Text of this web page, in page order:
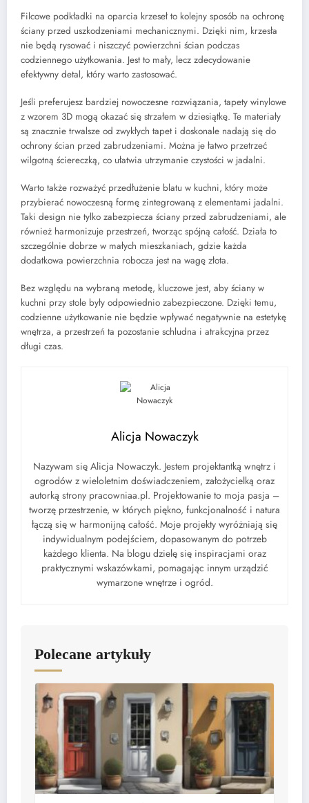
Filcowe podkładki na oparcia krzeseł to kolejny sposób na ochronę
ściany przed uszkodzeniami mechanicznymi. Dzięki nim, krzesła
nie będą rysować i niszczyć powierzchni ścian podczas
codziennego użytkowania. Jest to mały, lecz zdecydowanie
efektywny detal, który warto zastosować.
Jeśli preferujesz bardziej nowoczesne rozwiązania, tapety winylowe
z wzorem 3D mogą okazać się strzałem w dziesiątkę. Te materiały
są znacznie trwalsze od zwykłych tapet i doskonale nadają się do
ochrony ścian przed zabrudzeniami. Można je łatwo przetrzeć
wilgotną ściereczką, co ułatwia utrzymanie czystości w jadalni.
Warto także rozważyć przedłużenie blatu w kuchni, który może
przybierać nowoczesną formę zintegrowaną z elementami jadalni.
Taki design nie tylko zabezpiecza ściany przed zabrudzeniami, ale
również harmonizuje przestrzeń, tworząc spójną całość. Działa to
szczególnie dobrze w małych mieszkaniach, gdzie każda
dodatkowa powierzchnia robocza jest na wagę złota.
Bez względu na wybraną metodę, kluczowe jest, aby ściany w
kuchni przy stole były odpowiednio zabezpieczone. Dzięki temu,
codzienne użytkowanie nie będzie wpływać negatywnie na estetykę
wnętrza, a przestrzeń ta pozostanie schludna i atrakcyjna przez
długi czas.
Alicja Nowaczyk
Nazywam się Alicja Nowaczyk. Jestem projektantką wnętrz i
ogrodów z wieloletnim doświadczeniem, założycielką oraz
autorką strony pracowniaa.pl. Projektowanie to moja pasja –
tworzę przestrzenie, w których piękno, funkcjonalność i natura
łączą się w harmonijną całość. Moje projekty wyróżniają się
indywidualnym podejściem, dopasowanym do potrzeb
każdego klienta. Na blogu dzielę się inspiracjami oraz
praktycznymi wskazówkami, pomagając innym urządzić
wymarzone wnętrze i ogród.
Polecane artykuły